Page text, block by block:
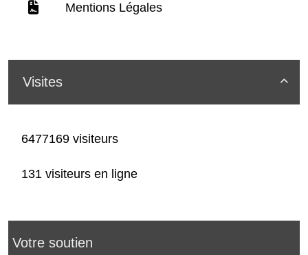
Mentions Légales

Visites
6477169 visiteurs
131 visiteurs en ligne
Votre soutien